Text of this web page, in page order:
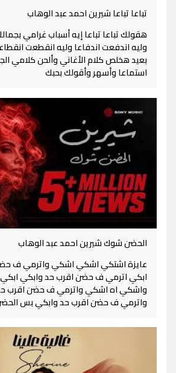
تباعا تباعا شيرين احمد عبد الوهاب
هقولك تباعا تباعا إيه أسباب غرامي
وليه اندفعت اندفاعا وليه انقطعت
بعيد هخلص كلام الأغاني وألحن كلامي
استماعا وأسهر وأقولك بحبك
الحضن شوك شيرين احمد عبد الوهاب
عايزة اشتكي اشكي اشكي واترمي ف
ابكي اترمي ف حضن اقرب حد وابكي
واشكي اه اشكي واترمي ف حضن اقرب
واترمي ف حضن اقرب حد وابكي بس